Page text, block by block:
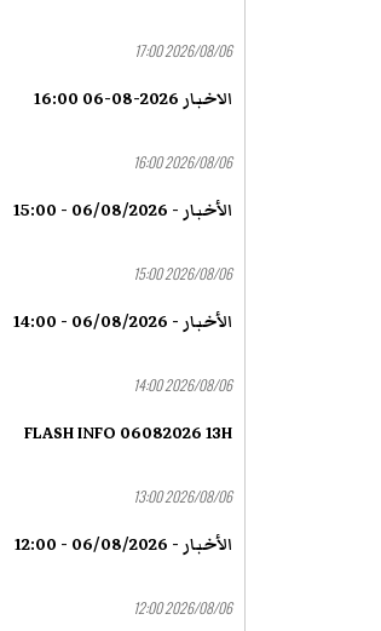
2026/08/06 17:00
الاخبار 2026-08-06 16:00
2026/08/06 16:00
الأخبار - 06/08/2026 - 15:00
2026/08/06 15:00
الأخبار - 06/08/2026 - 14:00
2026/08/06 14:00
FLASH INFO 06082026 13H
2026/08/06 13:00
الأخبار - 06/08/2026 - 12:00
2026/08/06 12:00